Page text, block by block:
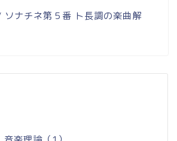
ナチネ第５番 ト長調の楽曲解